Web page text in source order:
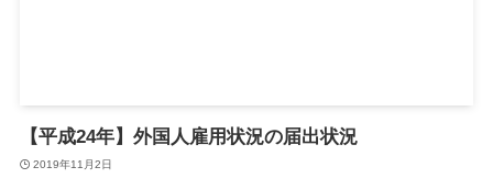
【平成24年】外国人雇用状況の届出状況
2019年11月2日